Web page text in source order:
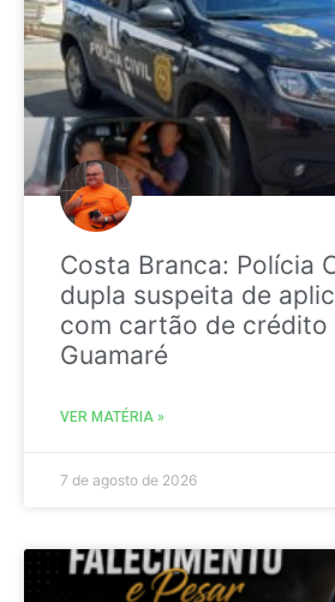
Costa Branca: Polícia
dupla suspeita de
com cartão de crédito
Guamaré
VER MATÉRIA »
7 de agosto de 2026